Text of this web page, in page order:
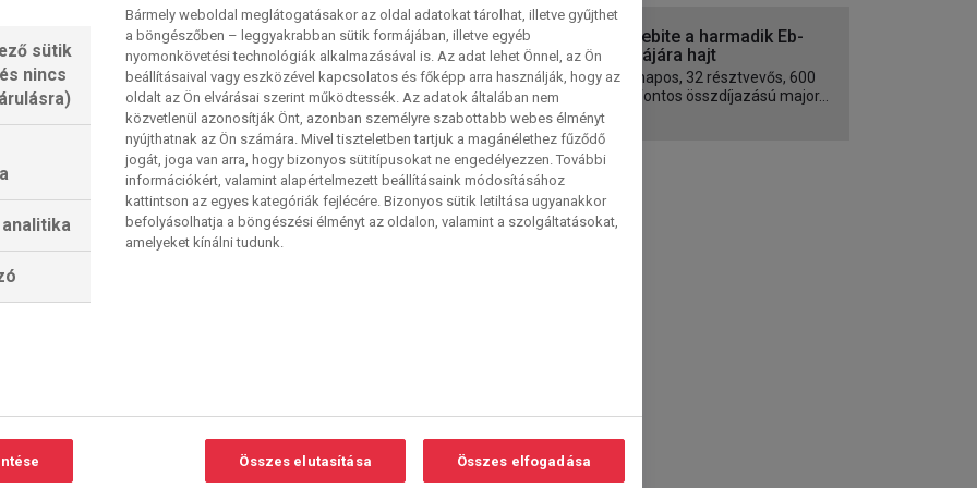
közül az egyiket aratta a 2022-es Európa-
meccs egyetlen nullázását hajtotta végre az
gyorsan hozzá az ellenfelek világranglista-
a 10., a svéd négyes holtversenyben a
sokak szerint leendő minimum ötszörös
már eddig ötszörös (aligha lesz több…)
ígérkezik.
AFAS Live-csarnok. Sport2 13:00 és
mérkőzései
Medárd)
A 2. NAP
Snakebite a harmadik Eb-
trófeájára hajt
Négynapos, 32 résztvevős, 600
ezer fontos összdíjazású major...
sütik
nincs
Bármely weboldal meglátogatásakor az oldal adatokat tárolhat, illetve gyűjthet
a böngészőben – leggyakrabban sütik formájában, illetve egyéb
nyomonkövetési technológiák alkalmazásával is. Az adat lehet Önnel, az Ön
beállításaival vagy eszközével kapcsolatos és főképp arra használják, hogy az
oldalt az Ön elvárásai szerint működtessék. Az adatok általában nem
közvetlenül azonosítják Önt, azonban személyre szabottabb webes élményt
nyújthatnak az Ön számára. Mivel tiszteletben tartjuk a magánélethez fűződő
jogát, joga van arra, hogy bizonyos sütitípusokat ne engedélyezzen. További
információkért, valamint alapértelmezett beállításaink módosításához
kattintson az egyes kategóriák fejlécére. Bizonyos sütik letiltása ugyanakkor
befolyásolhatja a böngészési élményt az oldalon, valamint a szolgáltatásokat,
amelyeket kínálni tudunk.
Összes elutasítása Összes elfogadása